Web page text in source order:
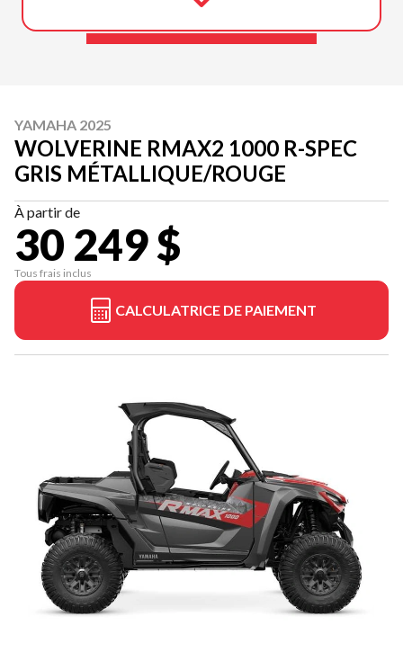
YAMAHA 2025
WOLVERINE RMAX2 1000 R-SPEC
GRIS MÉTALLIQUE/ROUGE
À partir de
30 249 $
Tous frais inclus
CALCULATRICE DE PAIEMENT